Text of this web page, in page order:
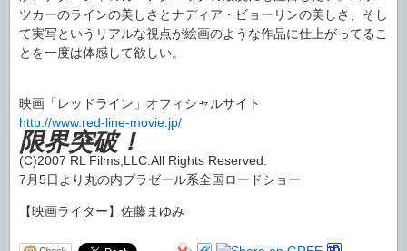
ツカーのラインの美しさとナディア・ビョーリンの美しさ、そし
て実写というリアルな視点が絵画のような作品に仕上がってるこ
とを一度は体感して欲しい。
映画「レッドライン」オフィシャルサイト
http://www.red-line-movie.jp/
限界突破！
(C)2007 RL Films,LLC.All Rights Reserved.
7月5日より丸の内プラゼール系全国ロードショー
【映画ライター】佐藤まゆみ